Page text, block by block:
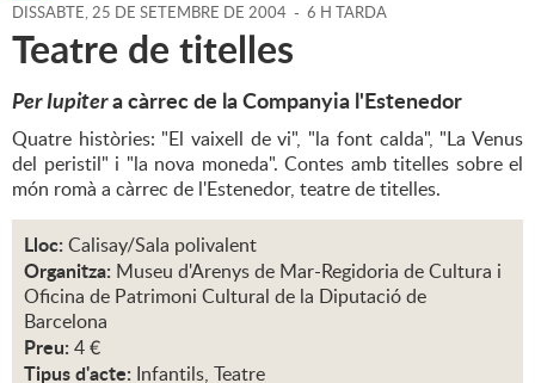
DISSABTE,25 DE SETEMBRE DE 2004 - 6 H TARDA
Teatre de titelles
Per Iupitera càrrec de la Companyia l'Estenedor
Quatre històries: "El vaixell de vi", "la font calda", "La Venus
del peristil" i "la nova moneda". Contes amb titelles sobre el
món romà a càrrec de l'Estenedor, teatre de titelles.
Lloc: Calisay/Sala polivalent
Organitza: Museu d'Arenys de Mar-Regidoria de Cultura i
Oficina de Patrimoni Cultural de la Diputació de
Barcelona
Preu: 4 €
Tipus d'acte: Infantils, Teatre